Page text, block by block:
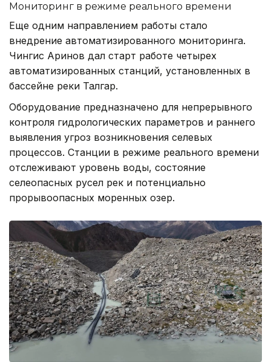
Мониторинг в режиме реального времени
Еще одним направлением работы стало
внедрение автоматизированного мониторинга.
Чингис Аринов дал старт работе четырех
автоматизированных станций, установленных в
бассейне реки Талгар.
Оборудование предназначено для непрерывного
контроля гидрологических параметров и раннего
выявления угроз возникновения селевых
процессов. Станции в режиме реального времени
отслеживают уровень воды, состояние
селеопасных русел рек и потенциально
прорывоопасных моренных озер.